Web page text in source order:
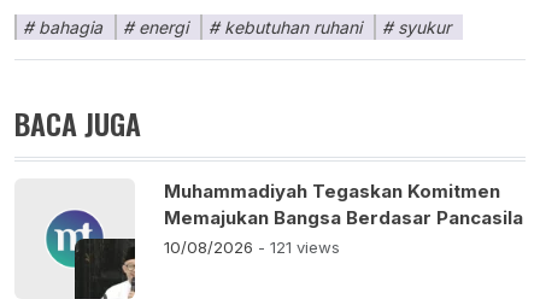
bahagia energi kebutuhan ruhani syukur
BACA JUGA
Muhammadiyah Tegaskan Komitmen
Memajukan Bangsa Berdasar Pancasila
10/08/2026 - 121 views